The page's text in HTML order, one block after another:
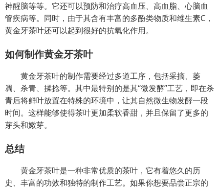
神醒脑等等。它还可以预防和治疗高血压、高血脂、心脑血
管疾病等。同时，由于其含有丰富的多酚类物质和维生素C，
黄金牙茶叶还可以起到很好的抗氧化作用。
如何制作黄金牙茶叶
黄金牙茶叶的制作需要经过多道工序，包括采摘、萎
凋、杀青、揉捻等。其中最特别的是其“微发酵”工艺，即在杀
青后将鲜叶放置在特殊的环境中，让其自然微生物发酵一段
时间。这样能够使得茶叶更加柔软香甜，并且保留了更多的
芽头和嫩芽。
总结
黄金牙茶叶是一种非常优质的茶叶，它有着悠久的历
史、丰富的功效和独特的制作工艺。如果你想要品尝正宗的